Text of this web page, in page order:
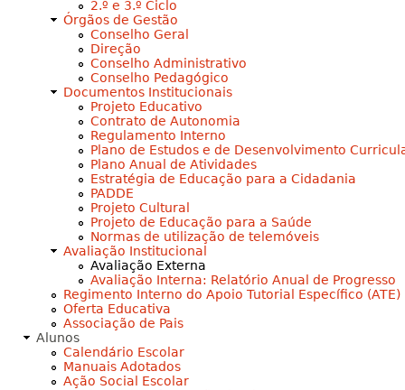
2.º e 3.º Ciclo
Órgãos de Gestão
Conselho Geral
Direção
Conselho Administrativo
Conselho Pedagógico
Documentos Institucionais
Projeto Educativo
Contrato de Autonomia
Regulamento Interno
Plano de Estudos e de Desenvolvimento
Plano Anual de Atividades
Estratégia de Educação para a Cidadania
PADDE
Projeto Cultural
Projeto de Educação para a Saúde
Normas de utilização de telemóveis
Avaliação Institucional
Avaliação Externa
Avaliação Interna: Relatório Anual de Progresso
Regimento Interno do Apoio Tutorial Específico (ATE)
Oferta Educativa
Associação de Pais
Alunos
Calendário Escolar
Manuais Adotados
Ação Social Escolar